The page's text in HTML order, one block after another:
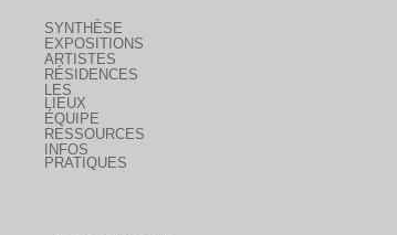
SYNTHÈSE
EXPOSITIONS
ARTISTES
RÉSIDENCES
LES
LIEUX
ÉQUIPE
RESSOURCES
INFOS
PRATIQUES